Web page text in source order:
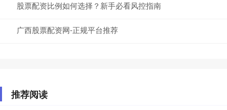
股票配资比例如何选择？新手必看风控指南
广西股票配资网-正规平台推荐
推荐阅读